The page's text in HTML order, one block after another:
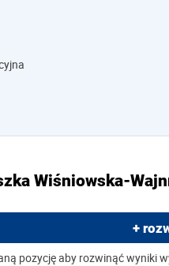
Wiśniowska-
+
pozycję aby rozwinąć wyniki